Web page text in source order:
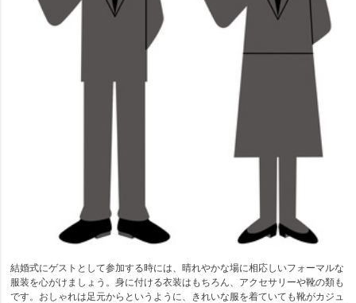
結婚式にゲストとして参加する時には、晴れやかな場に相応しいフォーマルな
服装を心がけましょう。身に付ける衣装はもちろん、アクセサリーや靴の類も
です。おしゃれは足元からというように、きれいな服を着ていても靴がカジュ